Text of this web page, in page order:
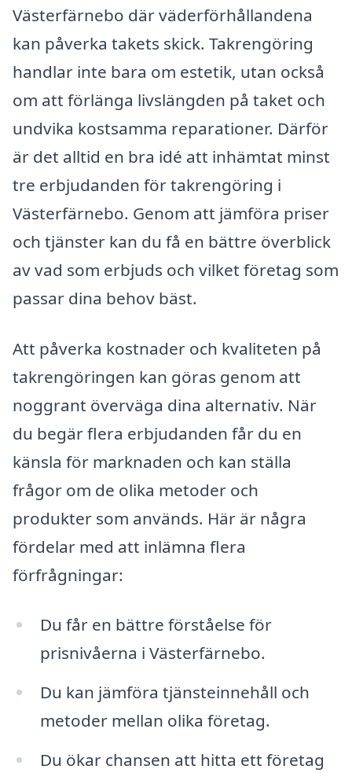
Västerfärnebo där väderförhållandena
kan påverka takets skick. Takrengöring
handlar inte bara om estetik, utan också
om att förlänga livslängden på taket och
undvika kostsamma reparationer. Därför
är det alltid en bra idé att inhämtat minst
tre erbjudanden för takrengöring i
Västerfärnebo. Genom att jämföra priser
och tjänster kan du få en bättre överblick
av vad som erbjuds och vilket företag som
passar dina behov bäst.
Att påverka kostnader och kvaliteten på
takrengöringen kan göras genom att
noggrant överväga dina alternativ. När
du begär flera erbjudanden får du en
känsla för marknaden och kan ställa
frågor om de olika metoder och
produkter som används. Här är några
fördelar med att inlämna flera
förfrågningar:
Du får en bättre förståelse för
prisnivåerna i Västerfärnebo.
Du kan jämföra tjänsteinnehåll och
metoder mellan olika företag.
Du ökar chansen att hitta ett företag